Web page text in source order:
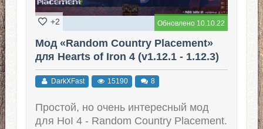
Обновлено 10.10.22
+2
Мод «Random Country Placement»
для Hearts of Iron 4 (v1.12.1 - 1.12.3)
DarkXFast 15190 8
Простой, но очень интересный мод
для HoI 4 - Random Country Placement.